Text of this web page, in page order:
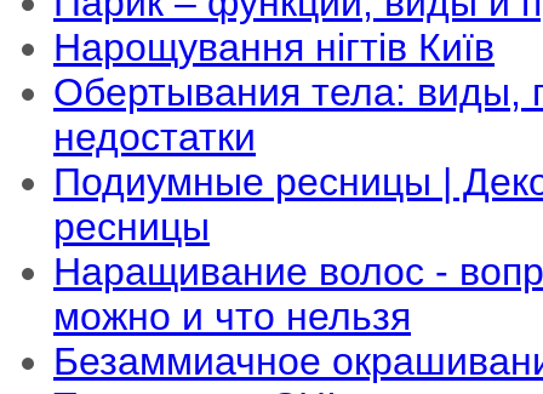
Нарощування нігтів Київ
Обертывания тела: виды,
недостатки
Подиумные ресницы |
ресницы
Наращивание волос -
можно и что нельзя
Безаммиачное